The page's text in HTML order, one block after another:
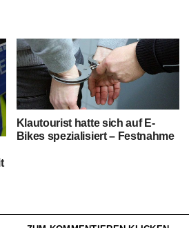
Klautourist hatte sich auf E-
Bikes spezialisiert – Festnahme